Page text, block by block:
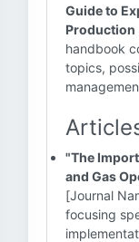
Guide to
Production
handbook
topics,
"The
and Gas
[Journal
focusing